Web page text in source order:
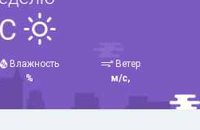
Влажность
%
Ветер
м/с,